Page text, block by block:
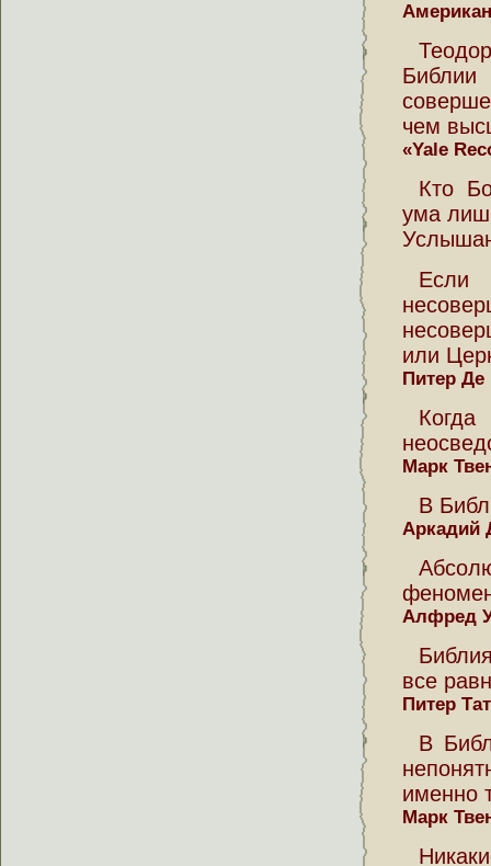
чем
«Yale
Кто
ума
или
Питер Де
Марк
В
Аркадий
Алфред
все
Питер
В
именно
Марк